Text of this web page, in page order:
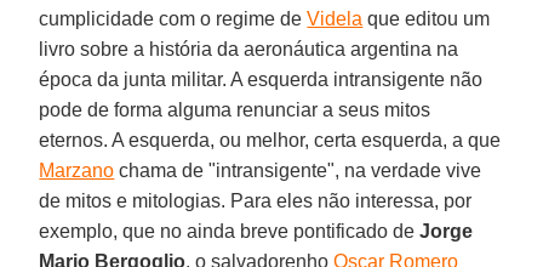
cumplicidade com o regime deVidela que editou um
livro sobre a história da aeronáutica argentina na
época da junta militar. A esquerda intransigente não
pode de forma alguma renunciar a seus mitos
eternos. A esquerda, ou melhor, certa esquerda, a que
Marzano chama de "intransigente", na verdade vive
de mitos e mitologias. Para eles não interessa, por
exemplo, que no ainda breve pontificado deJorge
Mario Bergoglio, o salvadorenhoOscar Romero